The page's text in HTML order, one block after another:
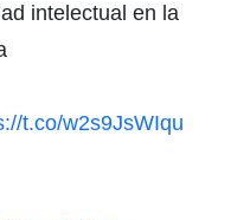
intelectual en la
t.co/w2s9JsWIqu